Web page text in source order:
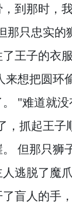
到那时，
那只忠实的
王子的衣服
来想把圆环
"难道就
， 抓起王子
但那只狮
逃脱了魔
盲人的手，